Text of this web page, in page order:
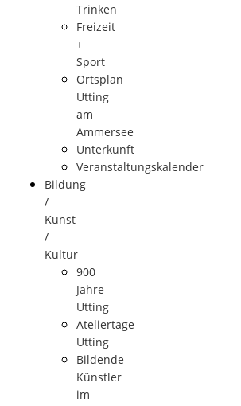
Trinken
Freizeit
+
Sport
Ortsplan
Utting
am
Ammersee
Unterkunft
Veranstaltungskalender
Bildung
/
Kunst
/
Kultur
900
Jahre
Utting
Ateliertage
Utting
Bildende
Künstler
im